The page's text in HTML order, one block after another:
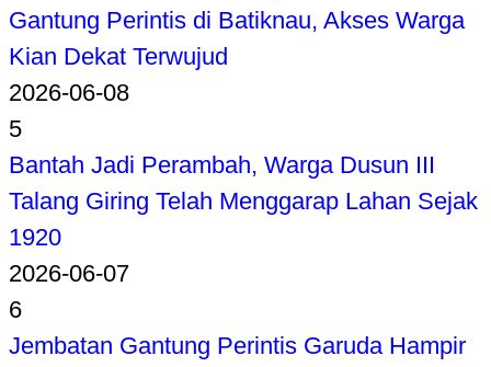
Gantung Perintis di Batiknau, Akses Warga
Kian Dekat Terwujud
2026-06-08
5
Bantah Jadi Perambah, Warga Dusun III
Talang Giring Telah Menggarap Lahan Sejak
1920
2026-06-07
6
Jembatan Gantung Perintis Garuda Hampir